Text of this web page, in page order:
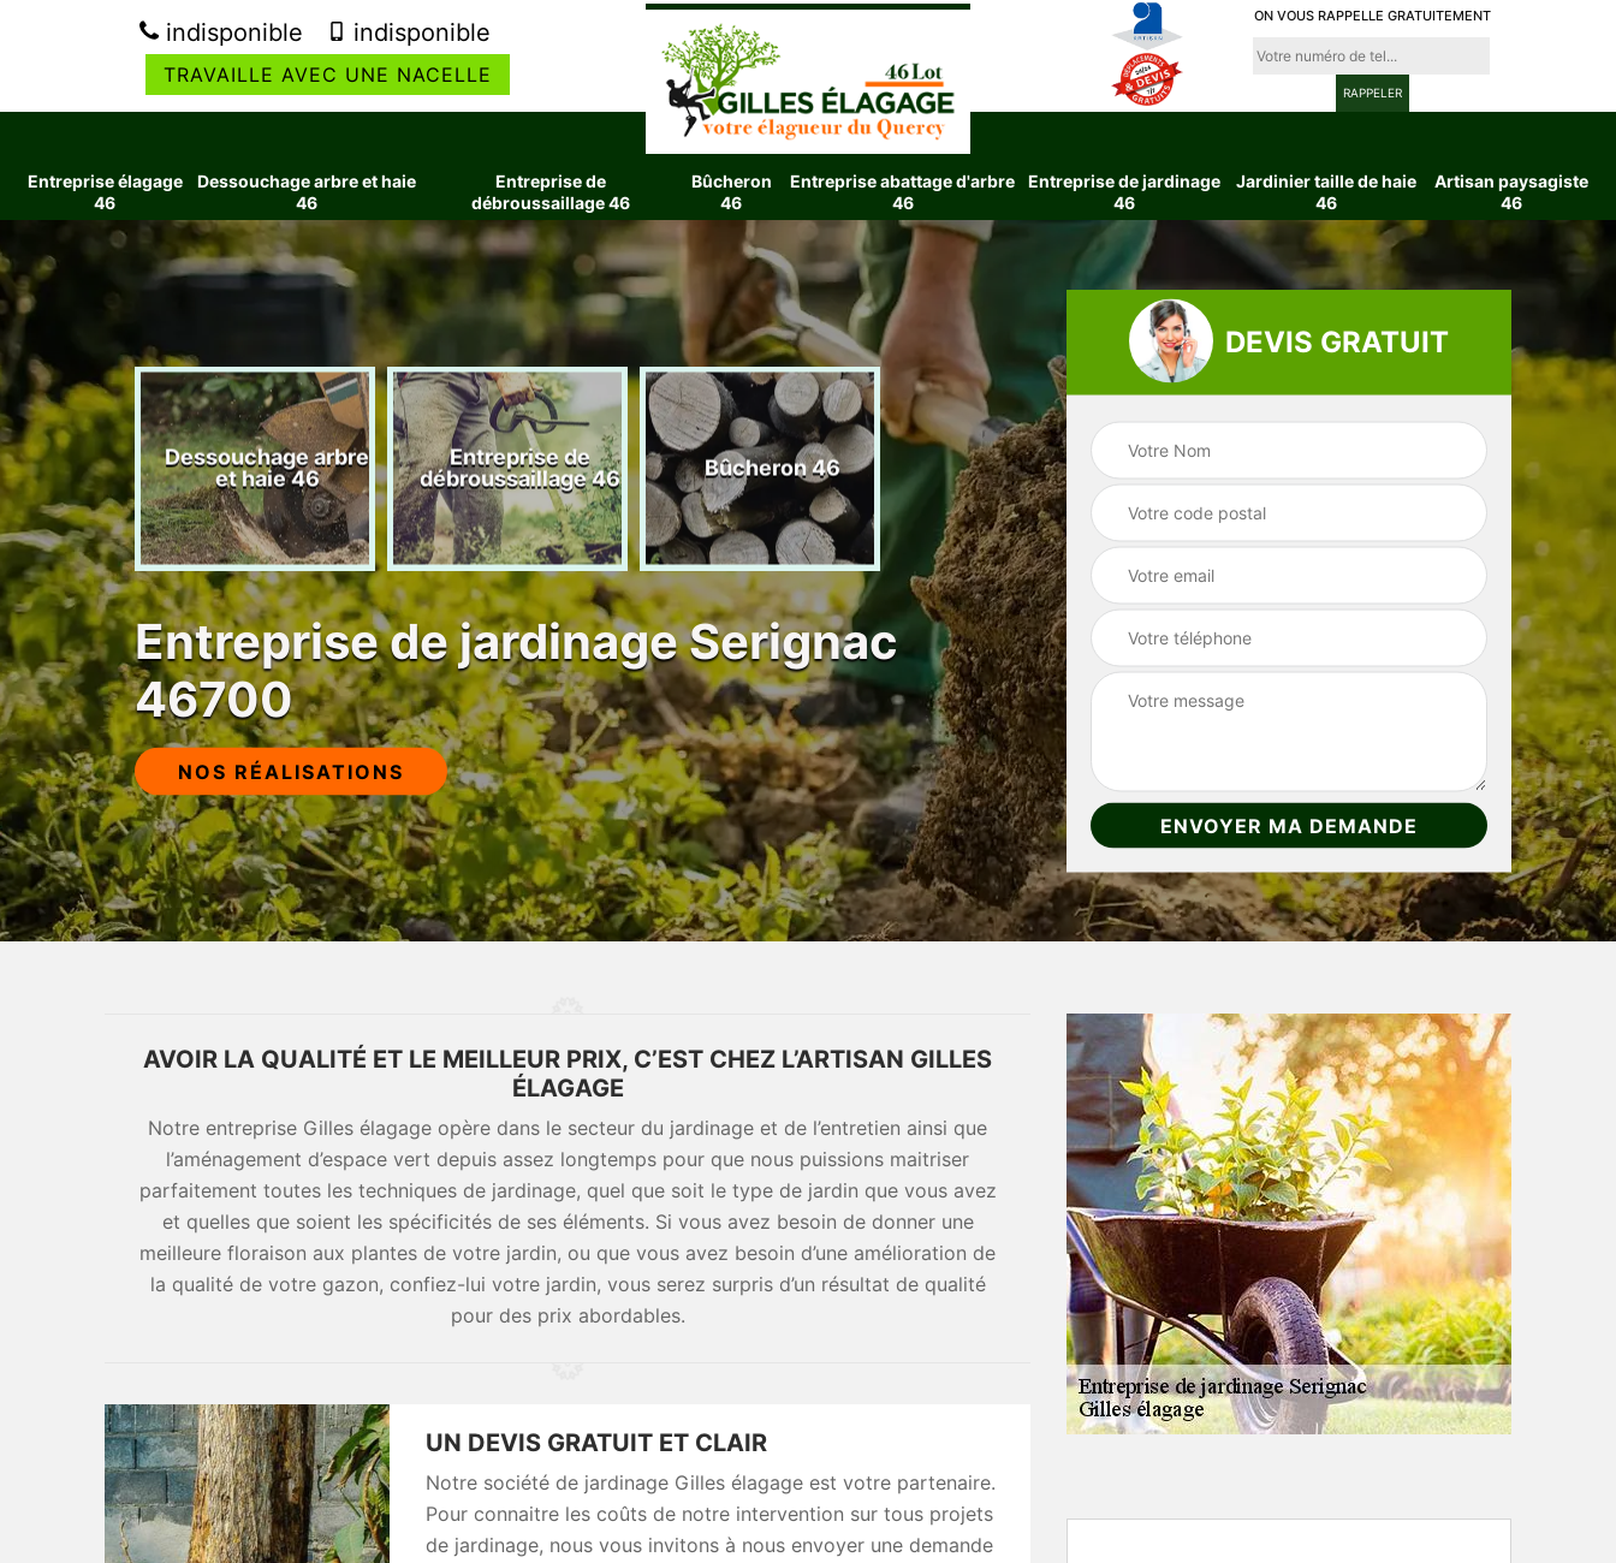
indisponible indisponible
TRAVAILLE AVEC UNE NACELLE
ON VOUS RAPPELLE GRATUITEMENT
Entreprise élagage
46
Dessouchage arbre et haie
46
Entreprise de
débroussaillage 46
Bûcheron
46
Entreprise abattage d'arbre
46
Entreprise de jardinage
46
Jardinier taille de haie
46
Artisan paysagiste
46
élagage
46
Dessouchage arbre
et haie 46
Entreprise de
débroussaillage 46
Bûcheron 46
Entreprise abattage
d'arbre 46
Entreprise de
jardinage 46
Jardinier taille
haie 46
Entreprise de jardinage Serignac
46700
NOS RÉALISATIONS
DEVIS GRATUIT
AVOIR LA QUALITÉ ET LE MEILLEUR PRIX, C’EST CHEZ L’ARTISAN GILLES
ÉLAGAGE
Notre entreprise Gilles élagage opère dans le secteur du jardinage et de l’entretien ainsi que
l’aménagement d’espace vert depuis assez longtemps pour que nous puissions maitriser
parfaitement toutes les techniques de jardinage, quel que soit le type de jardin que vous avez
et quelles que soient les spécificités de ses éléments. Si vous avez besoin de donner une
meilleure floraison aux plantes de votre jardin, ou que vous avez besoin d’une amélioration de
la qualité de votre gazon, confiez-lui votre jardin, vous serez surpris d’un résultat de qualité
pour des prix abordables.
UN DEVIS GRATUIT ET CLAIR
Notre société de jardinage Gilles élagage est votre partenaire.
Pour connaitre les coûts de notre intervention sur tous projets
de jardinage, nous vous invitons à nous envoyer une demande